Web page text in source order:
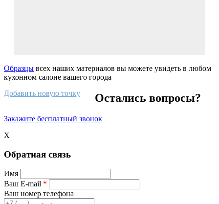
Образцы всех наших материалов вы можете увидеть в любом
кухонном салоне вашего города
Добавить новую точку
Остались вопросы?
Закажите бесплатный звонок
X
Обратная связь
Имя
Ваш E-mail *
Ваш номер телефона